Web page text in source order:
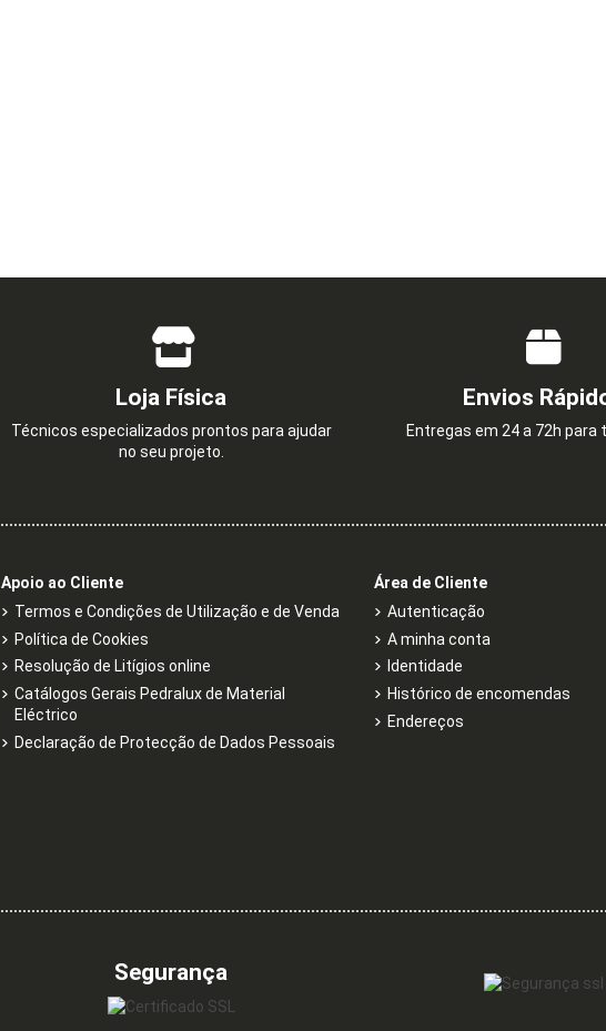
Loja Física
Técnicos especializados prontos para ajudar
no seu projeto.
Envios
Entregas em 24 a 72h para
Apoio ao Cliente
Termos e Condições de Utilização e de Venda
Política de Cookies
Resolução de Litígios online
Catálogos Gerais Pedralux de Material
Eléctrico
Declaração de Protecção de Dados Pessoais
Área de Cliente
Autenticação
A minha conta
Identidade
Histórico de encomendas
Endereços
Segurança